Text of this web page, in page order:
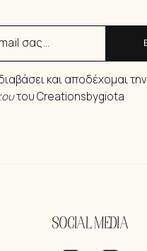
και αποδέχομαι την
του Creationsbygiota
SOCIAL MEDIA